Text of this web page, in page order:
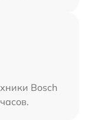
Bosch